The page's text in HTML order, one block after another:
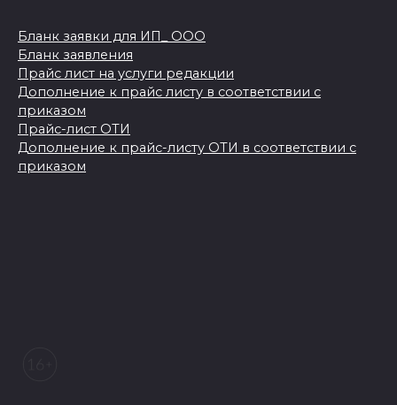
Бланк заявки для ИП_ ООО
Бланк заявления
Прайс лист на услуги редакции
Дополнение к прайс листу в соответствии с
приказом
Прайс-лист ОТИ
Дополнение к прайс-листу ОТИ в соответствии с
приказом